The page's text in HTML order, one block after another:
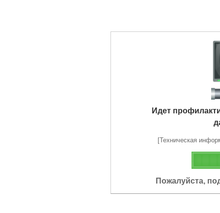
Идет
[Техническая
Пожалуйста,